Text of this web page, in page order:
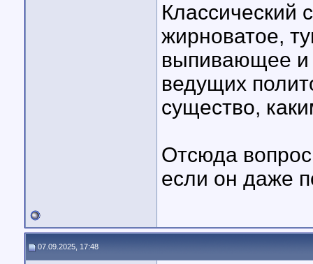
Классический
жирноватое,
выпивающее и
ведущих
существо,
Отсюда
если он даже
07.09.2025, 17:48